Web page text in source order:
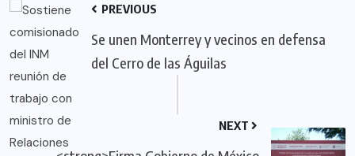
PREVIOUS
Se unen Monterrey y vecinos en defensa
del Cerro de las Águilas
NEXT